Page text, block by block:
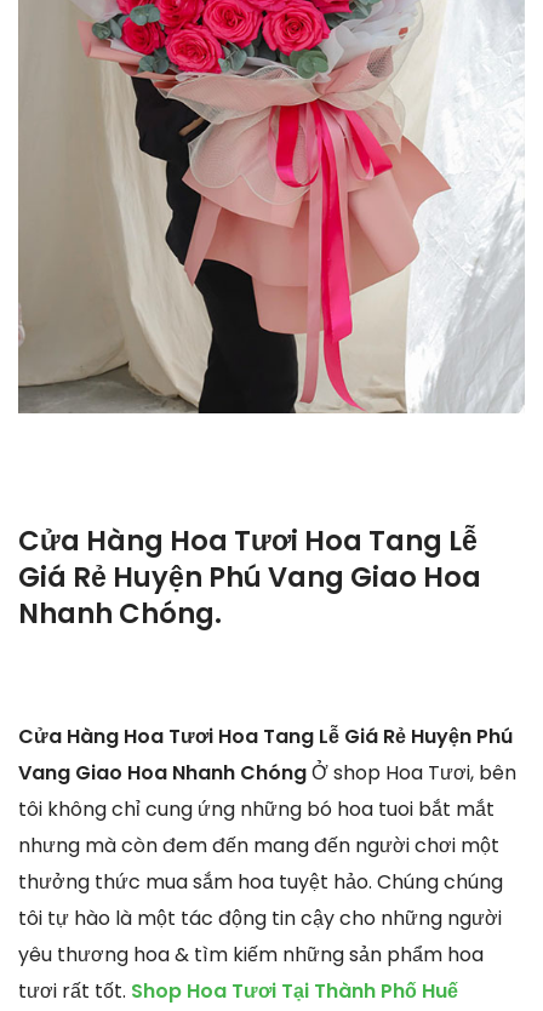
Cửa Hàng Hoa Tươi Hoa Tang Lễ
Giá Rẻ Huyện Phú Vang Giao Hoa
Nhanh Chóng.
Cửa Hàng Hoa Tươi Hoa Tang Lễ Giá Rẻ Huyện Phú
Vang Giao Hoa Nhanh ChóngỞ shop Hoa Tươi, bên
tôi không chỉ cung ứng những bó hoa tuoi bắt mắt
nhưng mà còn đem đến mang đến người chơi một
thưởng thức mua sắm hoa tuyệt hảo. Chúng chúng
tôi tự hào là một tác động tin cậy cho những người
yêu thương hoa & tìm kiếm những sản phẩm hoa
tươi rất tốt. Shop Hoa Tươi Tại Thành Phố Huế